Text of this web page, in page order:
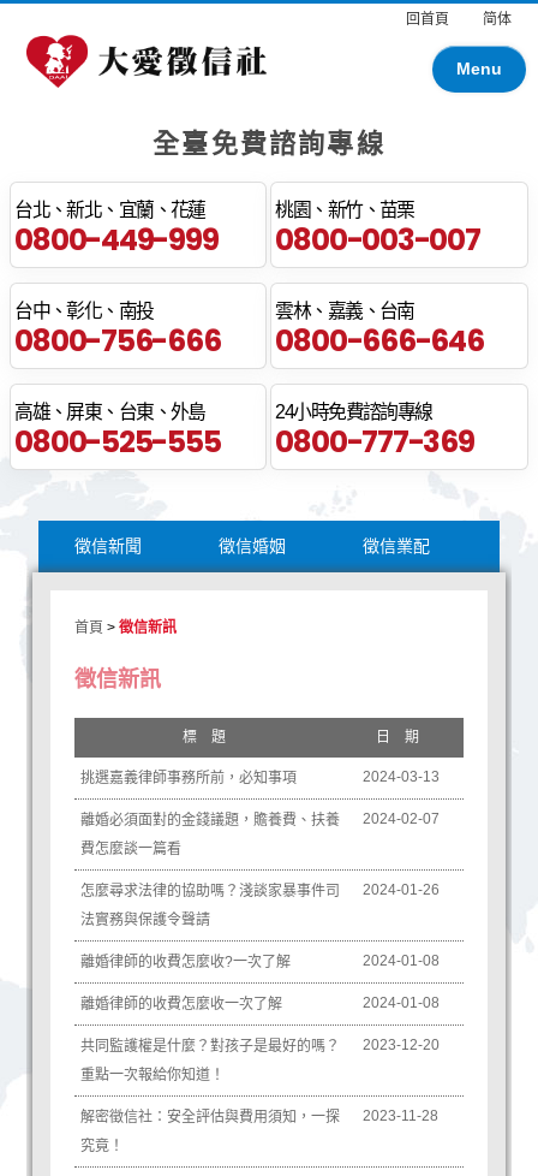
回首頁 简体
Menu
全臺免費諮詢專線
台北、新北、宜蘭、花蓮
0800-449-999
桃園、新竹、苗栗
0800-003-007
台中、彰化、南投
0800-756-666
雲林、嘉義、台南
0800-666-646
高雄、屏東、台東、外島
0800-525-555
24小時免費諮詢專線
0800-777-369
徵信新聞 徵信婚姻 徵信業配
首頁 >徵信新訊
徵信新訊
標題 日期
挑選嘉義律師事務所前，必知事項 2024-03-13
離婚必須面對的金錢議題，贍養費、扶養
費怎麼談一篇看
2024-02-07
怎麼尋求法律的協助嗎？淺談家暴事件司
法實務與保護令聲請
2024-01-26
離婚律師的收費怎麼收?一次了解 2024-01-08
離婚律師的收費怎麼收一次了解 2024-01-08
共同監護權是什麼？對孩子是最好的嗎？
重點一次報給你知道！
2023-12-20
解密徵信社：安全評估與費用須知，一探
究竟！
2023-11-28